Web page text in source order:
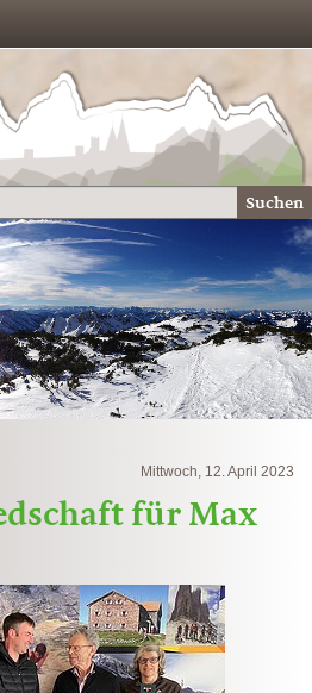
Suchen
Mittwoch, 12. April 2023
für Max